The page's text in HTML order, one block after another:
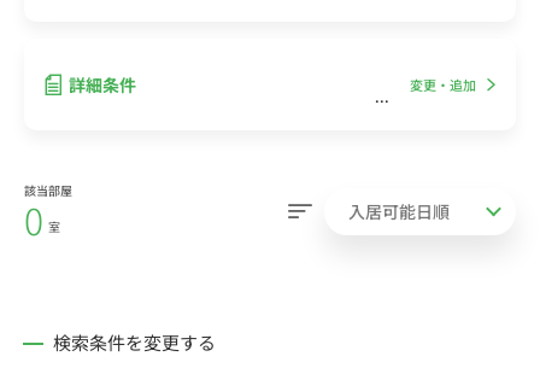
詳細条件 変更・追加
該当部屋
0 室
検索条件を変更する